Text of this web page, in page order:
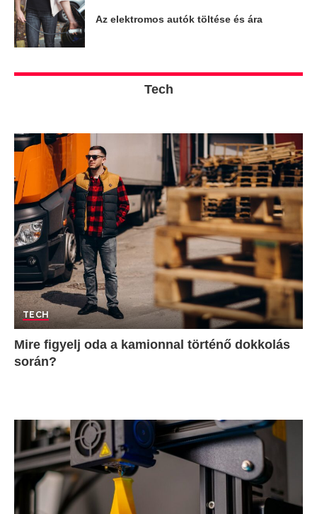
Az elektromos autók töltése és ára
Tech
TECH
Mire figyelj oda a kamionnal történő dokkolás
során?